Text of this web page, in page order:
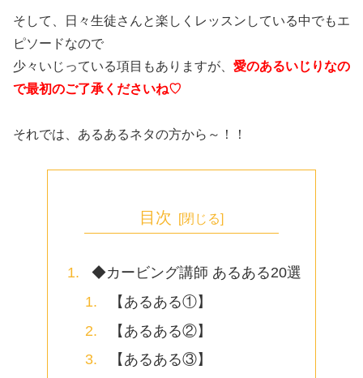
そして、日々生徒さんと楽しくレッスンしている中でもエ
ピソードなので
少々いじっている項目もありますが、 愛のあるいじりなの
で最初のご了承くださいね♡
それでは、あるあるネタの方から～！！
目次
◆カービング講師 あるある20選
【あるある①】
【あるある②】
【あるある③】